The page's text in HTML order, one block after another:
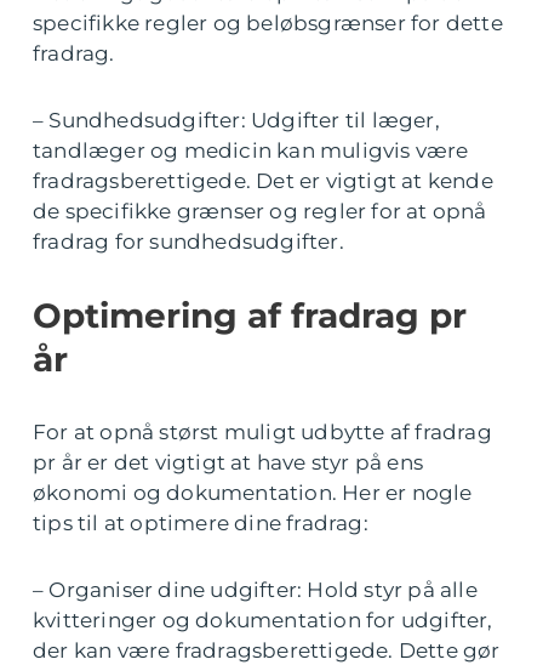
specifikke regler og beløbsgrænser for dette
fradrag.
– Sundhedsudgifter: Udgifter til læger,
tandlæger og medicin kan muligvis være
fradragsberettigede. Det er vigtigt at kende
de specifikke grænser og regler for at opnå
fradrag for sundhedsudgifter.
Optimering af fradrag pr
år
For at opnå størst muligt udbytte af fradrag
pr år er det vigtigt at have styr på ens
økonomi og dokumentation. Her er nogle
tips til at optimere dine fradrag:
– Organiser dine udgifter: Hold styr på alle
kvitteringer og dokumentation for udgifter,
der kan være fradragsberettigede. Dette gør